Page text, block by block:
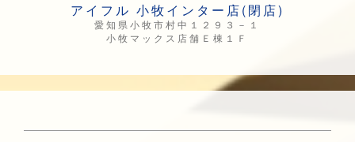
アイフル 小牧インター店(閉店)
愛知県小牧市村中１２９３－１
小牧マックス店舗Ｅ棟１Ｆ